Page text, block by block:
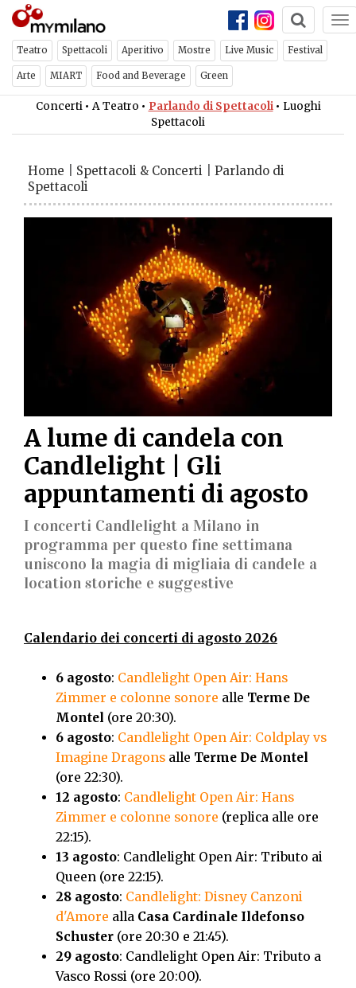
Teatro Spettacoli Aperitivo Mostre Live Music Festival
Arte MIART Food and Beverage Green
Concerti • A Teatro • Parlando di Spettacoli • Luoghi
Spettacoli
Home Spettacoli & Concerti
Parlando di
Spettacoli
A lume di candela con
Candlelight | Gli
appuntamenti di agosto
I concerti Candlelight a Milano in
programma per questo fine settimana
uniscono la magia di migliaia di candele a
location storiche e suggestive
Calendario dei concerti di agosto 2026
6 agosto: Candlelight Open Air: Hans
Zimmer e colonne sonore alle Terme De
Montel (ore 20:30).
6 agosto: Candlelight Open Air: Coldplay vs
Imagine Dragons alle Terme De Montel
(ore 22:30).
12 agosto: Candlelight Open Air: Hans
Zimmer e colonne sonore (replica alle ore
22:15).
13 agosto: Candlelight Open Air: Tributo ai
Queen (ore 22:15).
28 agosto: Candlelight: Disney Canzoni
d'Amore alla Casa Cardinale Ildefonso
Schuster (ore 20:30 e 21:45).
29 agosto: Candlelight Open Air: Tributo a
Vasco Rossi (ore 20:00).